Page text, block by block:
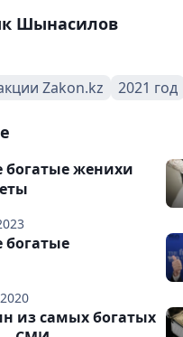
Шынасилов
Zakon.kz 2021 год
женихи
из самых богатых